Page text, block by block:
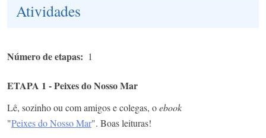
Atividades
Número de etapas 1
ETAPA 1 - Peixes do Nosso Mar
Lê, sozinho ou com amigos e colegas, oebook
"Peixes do Nosso Mar". Boas leituras!